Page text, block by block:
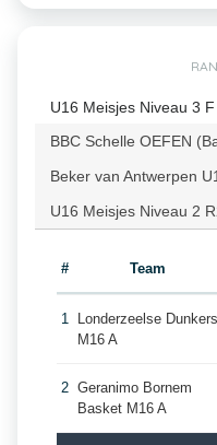
U16 Meisjes Niveau 3
BBC Schelle OEFEN
Beker van Antwerpen
U16 Meisjes Niveau 2
# Team
1
Londerzeelse Dunkers
M16 A
2 Geranimo Bornem
Basket M16 A